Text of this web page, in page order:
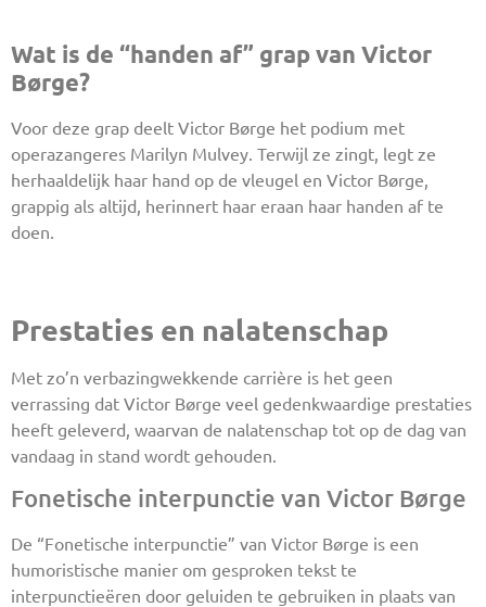
Wat is de “handen af” grap van Victor
Børge?
Voor deze grap deelt Victor Børge het podium met
operazangeres Marilyn Mulvey. Terwijl ze zingt, legt ze
herhaaldelijk haar hand op de vleugel en Victor Børge,
grappig als altijd, herinnert haar eraan haar handen af te
doen.
Prestaties en nalatenschap
Met zo’n verbazingwekkende carrière is het geen
verrassing dat Victor Børge veel gedenkwaardige prestaties
heeft geleverd, waarvan de nalatenschap tot op de dag van
vandaag in stand wordt gehouden.
Fonetische interpunctie van Victor Børge
De “Fonetische interpunctie” van Victor Børge is een
humoristische manier om gesproken tekst te
interpunctieëren door geluiden te gebruiken in plaats van